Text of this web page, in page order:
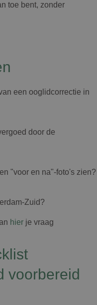
toe bent, zonder
een ooglidcorrectie in
door de
"voor en na"-foto's zien?
Zuid?
hier je vraag
voorbereid